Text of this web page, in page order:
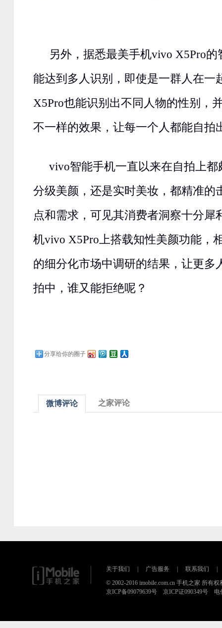
另外，据悉最美手机vivo X5Pro
能达到多人识别，即使是一群人在一
X5Pro也能识别出不同人物的性别，
不一样的效果，让每一个人都能自拍
vivo智能手机一直以来在自拍上
分级美颜，还是实时美妆，都精准的
点和需求，可见其消费者洞察十分犀
机vivo X5Pro上搭载知性美颜功能，
的细分化市场中调研的结果，让更多
拍中，谁又能拒绝呢？
分享给你的圈子
微博评论 之家评论
关于我们 广告服务 联系我们
© 2002-2016 imobile.com.cn 手机之家 所有权
京ICP备09079639号 京ICP证090349号 电